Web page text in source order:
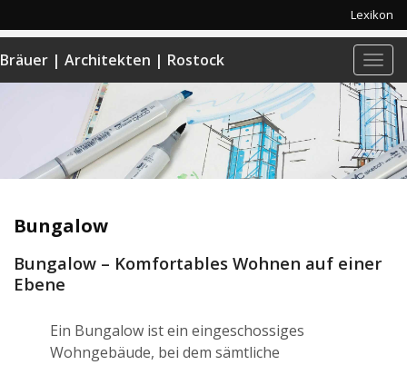
Lexikon
Bräuer | Architekten | Rostock
Bungalow
Bungalow – Komfortables Wohnen auf einer
Ebene
Ein Bungalow ist ein eingeschossiges
Wohngebäude, bei dem sämtliche